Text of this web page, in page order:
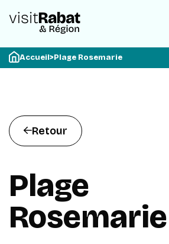
Accueil>Plage Rosemarie
Retour
Plage
Rosemarie